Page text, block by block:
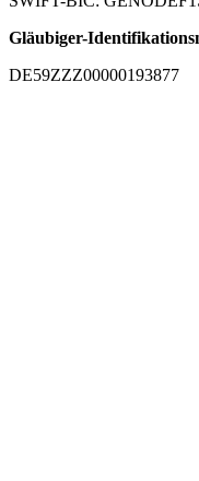
Gläubiger-
DE59ZZZ00000193877